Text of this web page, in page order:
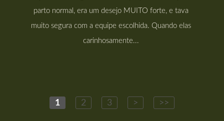
parto normal, era um desejo MUITO forte, e tava
muito segura com a equipe escolhida. Quando elas
carinhosamente...
1 2 3 > >>